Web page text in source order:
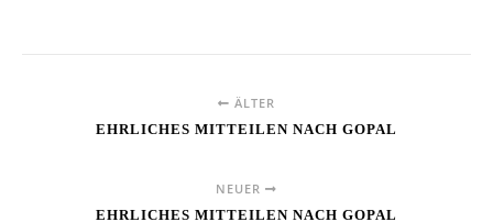
ÄLTER
EHRLICHES MITTEILEN NACH GOPAL
NEUER
EHRLICHES MITTEILEN NACH GOPAL